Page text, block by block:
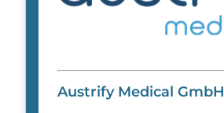
Austrify Medical GmbH